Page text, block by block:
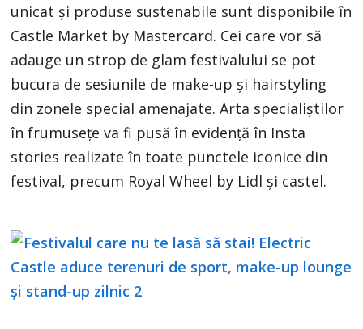
unicat și produse sustenabile sunt disponibile în
Castle Market by Mastercard. Cei care vor să
adauge un strop de glam festivalului se pot
bucura de sesiunile de make-up și hairstyling
din zonele special amenajate. Arta specialiștilor
în frumusețe va fi pusă în evidență în Insta
stories realizate în toate punctele iconice din
festival, precum Royal Wheel by Lidl și castel.